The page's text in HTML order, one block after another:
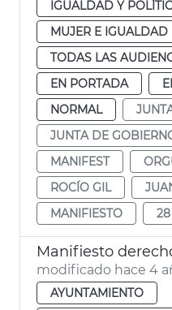
IGUALDAD Y
MUJER E IGUALDAD
TODAS LAS
EN PORTADA
NORMAL
JUNTA DE
MANIFEST
ROCÍO GIL
MANIFIESTO
modificado hace 4
AYUNTAMIENTO